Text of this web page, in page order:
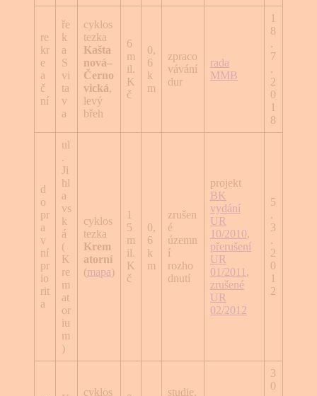
re
kr
e
a
č
ní
ře
k
a
S
vi
ta
v
a
cyklos
tezka
Kašta
nová–
Černo
vická,
levý
břeh
6
m
il.
K
č
0,
6
k
m
zpraco
vávání
dur
rada
MMB
1
8
.
7
.
2
0
1
8
d
o
pr
a
v
ní
pr
io
rit
a
ul
.
Ji
hl
a
vs
k
á
(
K
re
m
at
or
iu
m
)
cyklos
tezka
Krem
atorní
(mapa)
1
5
m
il.
K
č
0,
6
k
m
zrušen
é
územn
í
rozho
dnutí
projekt
BK
vydání
UR
10/2010,
přerušení
UR
01/2011 ,
zrušené
UR
02/2012
5
.
3
.
2
0
1
2
cyklos
studie,
3
0